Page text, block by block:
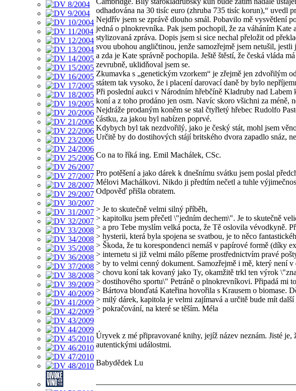
odhadována na 30 tisíc euro (zhruba 735 tisíc korun),“ uvedl
Nejdřív jsem se zprávě dlouho smál. Pobavilo mě vysvětlení
jedná o plnokrevníka. Pak jsem pochopil, že za váháním
stylizovaná zpráva. Dopis jsem si sice nechal přeložit od
svou ubohou angličtinou, jenže samozřejmě jsem netušil,
a zda je Kate správně pochopila. Ještě štěstí, že česká vláda
zevrubně, uklidňoval jsem se.
Zkumavka s „genetickým vzorkem“ je zřejmě jen zdvořilým
státem tak vysoko, že i placení darovací daně by bylo
Při poslední aukci v Národním hřebčíně Kladruby nad Labem
koní a z toho prodáno jen osm. Navíc skoro všichni za méně,
Nejdráže prodaným koněm se stal čtyřletý hřebec Rudolfo
částku, za jakou byl nabízen poprvé.
Kdybych byl tak nezdvořilý, jako je český stát, mohl jsem
Určitě by do dostihových stájí britského dvora zapadlo snáz,
Co na to říká ing. Emil Machálek, CSc.
Pro potěšení a jako dárek k dnešnímu svátku jsem poslal
Mélovi Machálkovi. Nikdo ji předtím nečetl a tuhle
Odpověď přišla obratem.
> Je to skutečně velmi silný příběh,
> kapitolku jsem přečetl \"jedním dechem\". Je to skutečně
> a pro Tebe myslím velká pocta, že Tě oslovila vévodkyně.
> hysterii, která byla spojena se svatbou, je to něco
> Škoda, že tu korespondenci nemáš v papírové formě (díky
> internetu si již velmi málo píšeme prostřednictvím pravé
> by to velmi cenný dokument. Samozřejmě i mě, který není v
> chovu koní tak kovaný jako Ty, okamžitě trkl ten výrok
> dostihového sportu\" Petráně o plnokrevníkovi. Připadá mi
> Bártova blonďatá Kateřina hovořila s Krausem o biomase.
> milý dárek, kapitola je velmi zajímavá a určitě bude mít další
> pokračování, na které se těším. Méla
Úryvek z mé připravované knihy, jejíž název neznám. Jisté
autentickými událostmi.
Babydědek Lu